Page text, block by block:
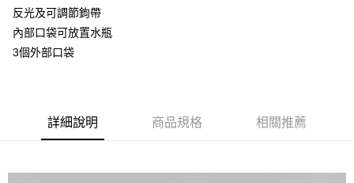
黑貓宅配(離島)
每筆NT$250，滿NT$2,000(含以上)免運費
反光及可調節鉤帶
內部口袋可放置水瓶
3個外部口袋
詳細說明 商品規格 相關推薦